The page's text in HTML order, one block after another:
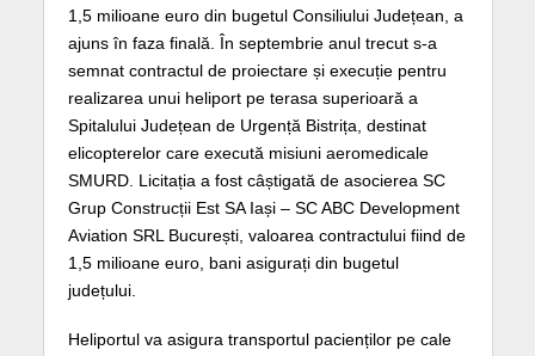
1,5 milioane euro din bugetul Consiliului Județean, a
ajuns în faza finală. În septembrie anul trecut s-a
semnat contractul de proiectare și execuție pentru
realizarea unui heliport pe terasa superioară a
Spitalului Județean de Urgență Bistrița, destinat
elicopterelor care execută misiuni aeromedicale
SMURD. Licitația a fost câștigată de asocierea SC
Grup Construcții Est SA Iași – SC ABC Development
Aviation SRL București, valoarea contractului fiind de
1,5 milioane euro, bani asigurați din bugetul
județului.
Heliportul va asigura transportul pacienților pe cale